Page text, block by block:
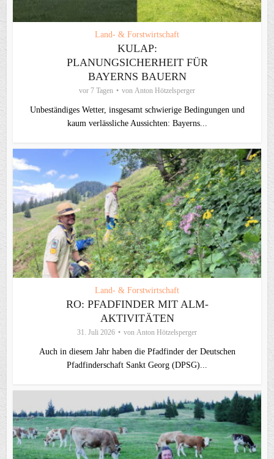
Land- & Forstwirtschaft
KULAP:
PLANUNGSICHERHEIT FÜR
BAYERNS BAUERN
vor 7 Tagen von Anton Hötzelsperger
Unbeständiges Wetter, insgesamt schwierige Bedingungen und
kaum verlässliche Aussichten: Bayerns...
Land- & Forstwirtschaft
RO: PFADFINDER MIT ALM-
AKTIVITÄTEN
31. Juli 2026 von Anton Hötzelsperger
Auch in diesem Jahr haben die Pfadfinder der Deutschen
Pfadfinderschaft Sankt Georg (DPSG)...